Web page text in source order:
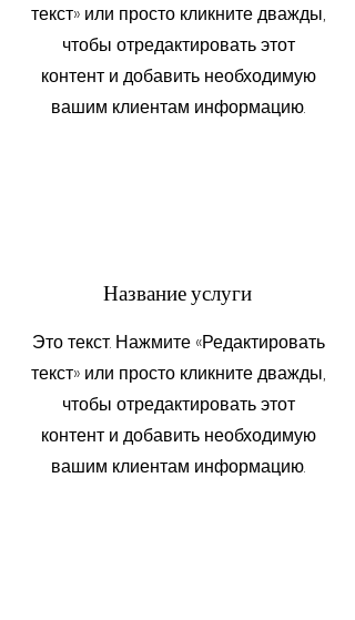
текст» или просто кликните дважды,
чтобы отредактировать этот
контент и добавить необходимую
вашим клиентам информацию.
Название услуги
Это текст. Нажмите «Редактировать
текст» или просто кликните дважды,
чтобы отредактировать этот
контент и добавить необходимую
вашим клиентам информацию.